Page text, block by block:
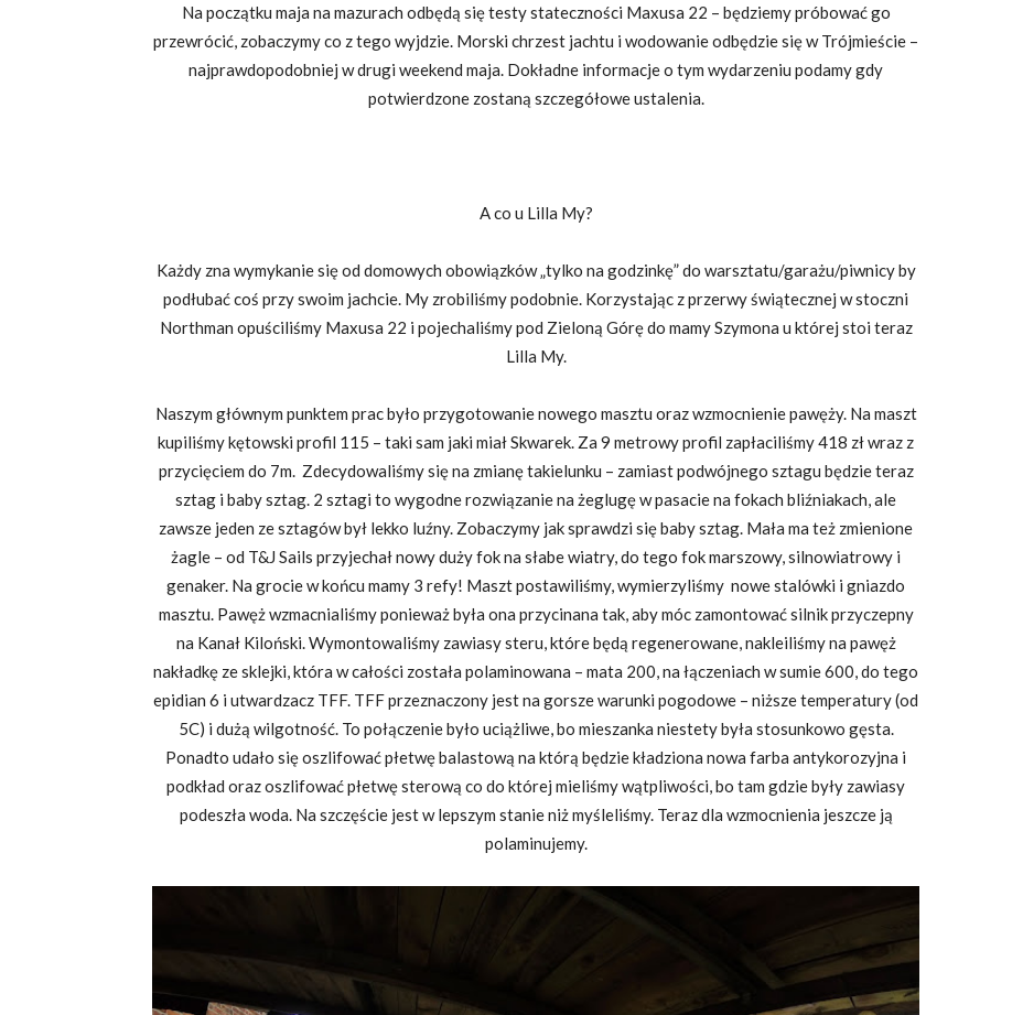
Na początku maja na mazurach odbędą się testy stateczności Maxusa 22 – będziemy próbować go
przewrócić, zobaczymy co z tego wyjdzie. Morski chrzest jachtu i wodowanie odbędzie się w Trójmieście –
najprawdopodobniej w drugi weekend maja. Dokładne informacje o tym wydarzeniu podamy gdy
potwierdzone zostaną szczegółowe ustalenia.
A co u Lilla My?
Każdy zna wymykanie się od domowych obowiązków „tylko na godzinkę” do warsztatu/garażu/piwnicy by
podłubać coś przy swoim jachcie. My zrobiliśmy podobnie. Korzystając z przerwy świątecznej w stoczni
Northman opuściliśmy Maxusa 22 i pojechaliśmy pod Zieloną Górę do mamy Szymona u której stoi teraz
Lilla My.
Naszym głównym punktem prac było przygotowanie nowego masztu oraz wzmocnienie pawęży. Na maszt
kupiliśmy kętowski profil 115 – taki sam jaki miał Skwarek. Za 9 metrowy profil zapłaciliśmy 418 zł wraz z
przycięciem do 7m. Zdecydowaliśmy się na zmianę takielunku – zamiast podwójnego sztagu będzie teraz
sztag i baby sztag. 2 sztagi to wygodne rozwiązanie na żeglugę w pasacie na fokach bliźniakach, ale
zawsze jeden ze sztagów był lekko luźny. Zobaczymy jak sprawdzi się baby sztag. Mała ma też zmienione
żagle – od T&J Sails przyjechał nowy duży fok na słabe wiatry, do tego fok marszowy, silnowiatrowy i
genaker. Na grocie w końcu mamy 3 refy! Maszt postawiliśmy, wymierzyliśmy nowe stalówki i gniazdo
masztu. Pawęż wzmacnialiśmy ponieważ była ona przycinana tak, aby móc zamontować silnik przyczepny
na Kanał Kiloński. Wymontowaliśmy zawiasy steru, które będą regenerowane, nakleiliśmy na pawęż
nakładkę ze sklejki, która w całości została polaminowana – mata 200, na łączeniach w sumie 600, do tego
epidian 6 i utwardzacz TFF. TFF przeznaczony jest na gorsze warunki pogodowe – niższe temperatury (od
5C) i dużą wilgotność. To połączenie było uciążliwe, bo mieszanka niestety była stosunkowo gęsta.
Ponadto udało się oszlifować płetwę balastową na którą będzie kładziona nowa farba antykorozyjna i
podkład oraz oszlifować płetwę sterową co do której mieliśmy wątpliwości, bo tam gdzie były zawiasy
podeszła woda. Na szczęście jest w lepszym stanie niż myśleliśmy. Teraz dla wzmocnienia jeszcze ją
polaminujemy.